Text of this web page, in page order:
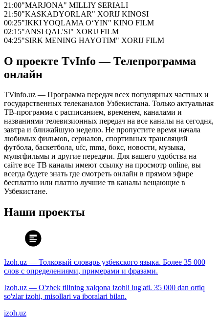
21:00"MARJONA" MILLIY SERIALI
21:50"KASKADYORLAR" XORIJ KINOSI
00:25"IKKI YOQLAMA O‘YIN" KINO FILM
02:15"ANSI QAL'SI" XORIJ FILM
04:25"SIRK MENING HAYOTIM" XORIJ FILM
О проекте TvInfo — Телепрограмма
онлайн
TVinfo.uz — Программа передач всех популярных частных и
государственных телеканалов Узбекистана. Только актуальная
ТВ-программа с расписанием, временем, каналами и
названиями телевизионных передач на все каналы на сегодня,
завтра и ближайшую неделю. Не пропустите время начала
любимых фильмов, сериалов, спортивных трансляций
футбола, баскетбола, ufc, mma, бокс, новости, музыка,
мультфильмы и другие передачи. Для вашего удобства на
сайте все ТВ каналы имеют ссылку на просмотр online, вы
всегда будете знать где смотреть онлайн в прямом эфире
бесплатно или платно лучшие тв каналы вещающие в
Узбекистане.
Наши проекты
Izoh.uz — Толковый словарь узбекского языка. Более 35 000
слов с определениями, примерами и фразами.
Izoh.uz — O'zbek tilining xalqona izohli lug'ati. 35 000 dan ortiq
so'zlar izohi, misollari va iboralari bilan.
izoh.uz